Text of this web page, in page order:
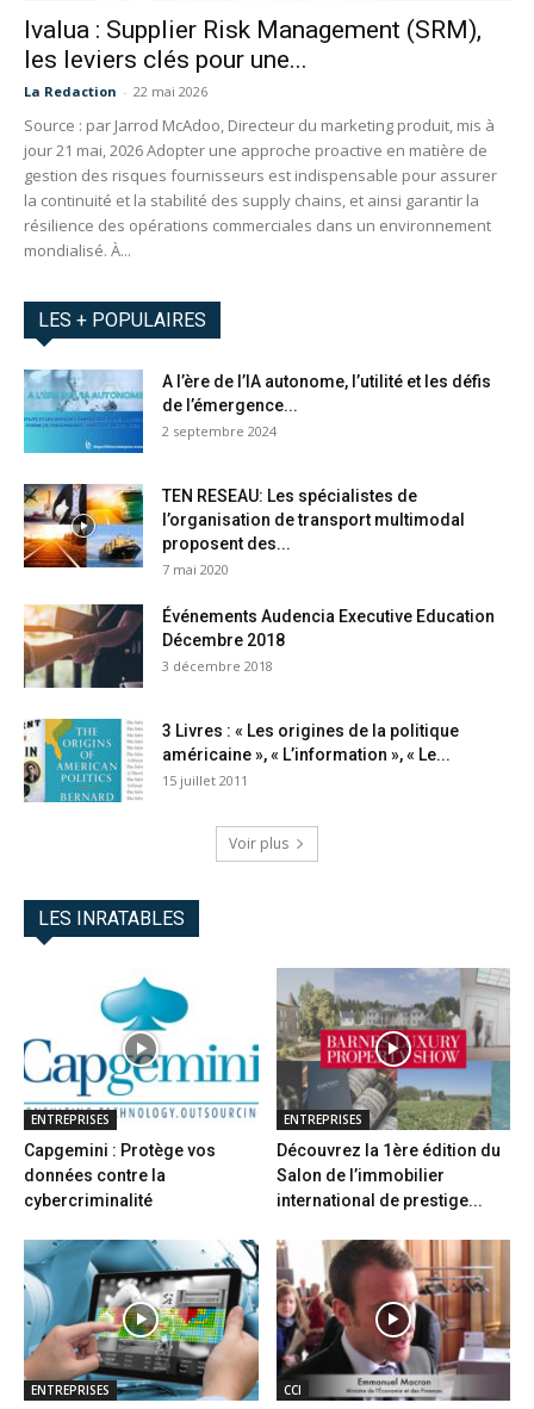
Ivalua : Supplier Risk Management (SRM),
les leviers clés pour une...
La Redaction - 22 mai 2026
Source : par Jarrod McAdoo, Directeur du marketing produit, mis à
jour 21 mai, 2026 Adopter une approche proactive en matière de
gestion des risques fournisseurs est indispensable pour assurer
la continuité et la stabilité des supply chains, et ainsi garantir la
résilience des opérations commerciales dans un environnement
mondialisé. À...
LES + POPULAIRES
A l’ère de l’IA autonome, l’utilité et les défis
de l’émergence...
2 septembre 2024
TEN RESEAU: Les spécialistes de
l’organisation de transport multimodal
proposent des...
7 mai 2020
Événements Audencia Executive Education
Décembre 2018
3 décembre 2018
3 Livres : « Les origines de la politique
américaine », « L’information », « Le...
15 juillet 2011
Voir plus
LES INRATABLES
ENTREPRISES
Capgemini : Protège vos
données contre la
cybercriminalité
ENTREPRISES
Découvrez la 1ère édition du
Salon de l’immobilier
international de prestige...
ENTREPRISES CCI